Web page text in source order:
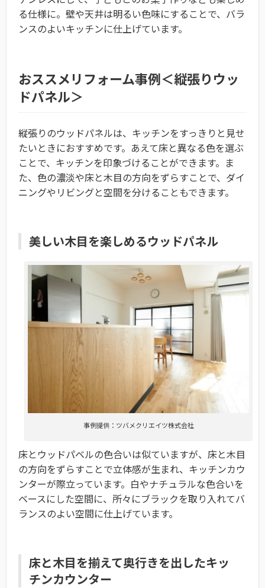
る仕様に。壁や天井は明るい色味にすることで、バラ
ンスのよいキッチンに仕上げています。
おススメリフォーム事例＜縦張りウッ
ドパネル＞
縦張りのウッドパネルは、キッチンをすっきりと見せ
たいときにおすすめです。あえて床と異なる色を選ぶ
ことで、キッチンを印象づけることができます。ま
た、色の濃淡や床と木目の方向をずらすことで、ダイ
ニングやリビングと空間を分けることもできます。
美しい木目を楽しめるウッドパネル
事例提供：ツバメクリエイツ株式会社
床とウッドパベルの色合いは似ていますが、床と木目
の方向をずらすことで立体感が生まれ、キッチンカウ
ンターが際立っています。白やナチュラルな色合いを
ベースにした空間に、所々にブラックを取り入れてバ
ランスのよい空間に仕上げています。
床と木目を揃えて奥行きを出したキッ
チンカウンター